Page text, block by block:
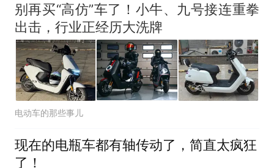
别再买“高仿”车了！小牛、九号接连重拳
出击，行业正经历大洗牌
电动车的那些事儿
现在的电瓶车都有轴传动了，简直太疯狂
了！